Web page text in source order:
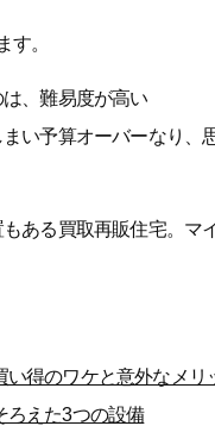
す。
、難易度が高い
い予算オーバーなり、
ある買取再販住宅。マ
得のワケと意外なメリ
ろえた3つの設備